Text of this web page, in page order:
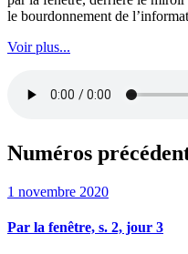
le bourdonnement de
Voir plus...
Numéros
1 novembre 2020
Par la fenêtre, s. 2, jour 3